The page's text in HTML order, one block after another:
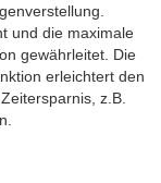
und die maximale
gewährleitet. Die
erleichtert den
z.B.